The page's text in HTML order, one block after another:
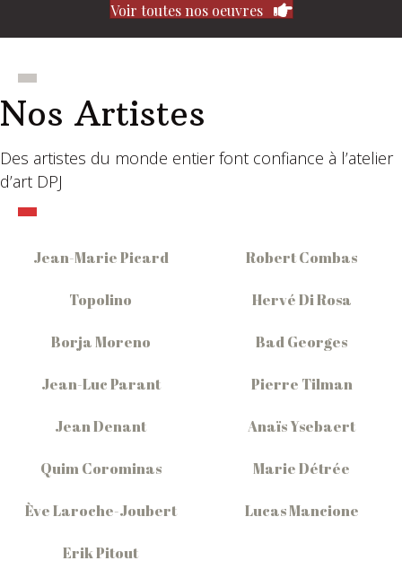
Voir toutes nos oeuvres
Nos Artistes
Des artistes du monde entier font confiance à l’atelier
d’art DPJ
Jean-Marie Picard Robert Combas
Topolino Hervé Di Rosa
Borja Moreno Bad Georges
Jean-Luc Parant Pierre Tilman
Jean Denant Anaïs Ysebaert
Quim Corominas Marie Détrée
Ève Laroche-Joubert Lucas Mancione
Erik Pitout